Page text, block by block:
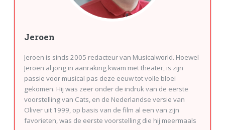
Jeroen
Jeroen is sinds 2005 redacteur van Musicalworld. Hoewel
Jeroen al jong in aanraking kwam met theater, is zijn
passie voor musical pas deze eeuw tot volle bloei
gekomen. Hij was zeer onder de indruk van de eerste
voorstelling van Cats, en de Nederlandse versie van
Oliver uit 1999, op basis van de film al een van zijn
favorieten, was de eerste voorstelling die hij meermaals